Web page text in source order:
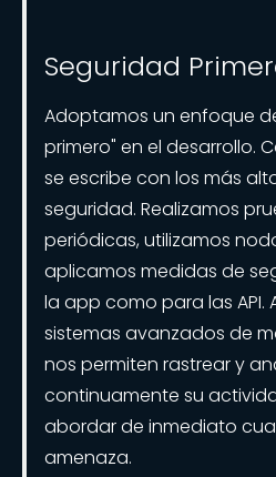
Seguridad
Adoptamos un enfoque
primero" en el desarrollo.
se escribe con los más
seguridad. Realizamos
periódicas, utilizamos
aplicamos medidas de
la app como para las API.
sistemas avanzados de
nos permiten rastrear y
continuamente su
abordar de inmediato
amenaza.